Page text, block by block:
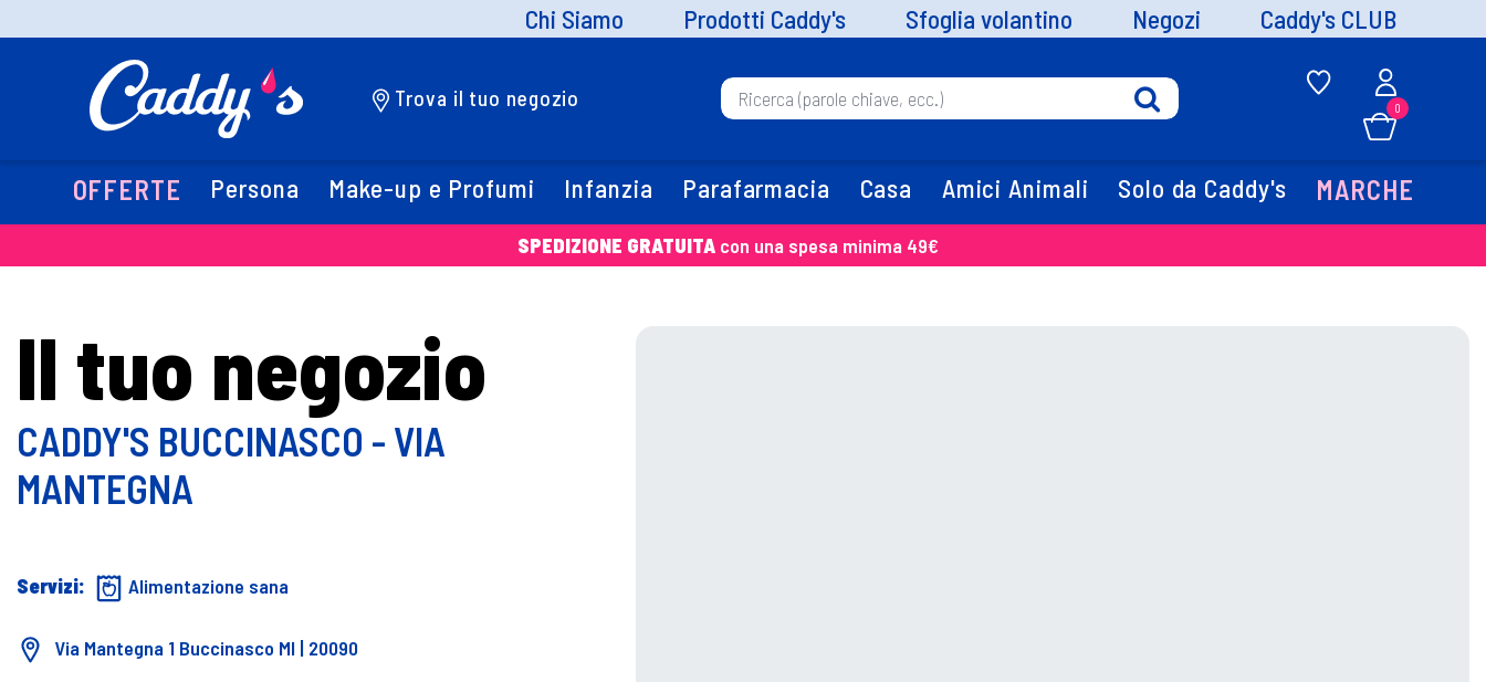
Chi Siamo Prodotti Caddy's Sfoglia volantino Negozi Caddy's CLUB
Trova il tuo negozio 0
OFFERTE Persona Make-up e Profumi Infanzia Parafarmacia Casa Amici Animali Solo da Caddy's MARCHE
SPEDIZIONE GRATUITA con una spesa minima 49€
Il tuo negozio
CADDY'S BUCCINASCO - VIA
MANTEGNA
Servizi: Alimentazione sana
Via Mantegna 1 Buccinasco MI | 20090